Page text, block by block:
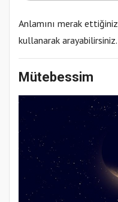
Anlamını merak
kullanarak arayabilirsiniz.
Mütebessim